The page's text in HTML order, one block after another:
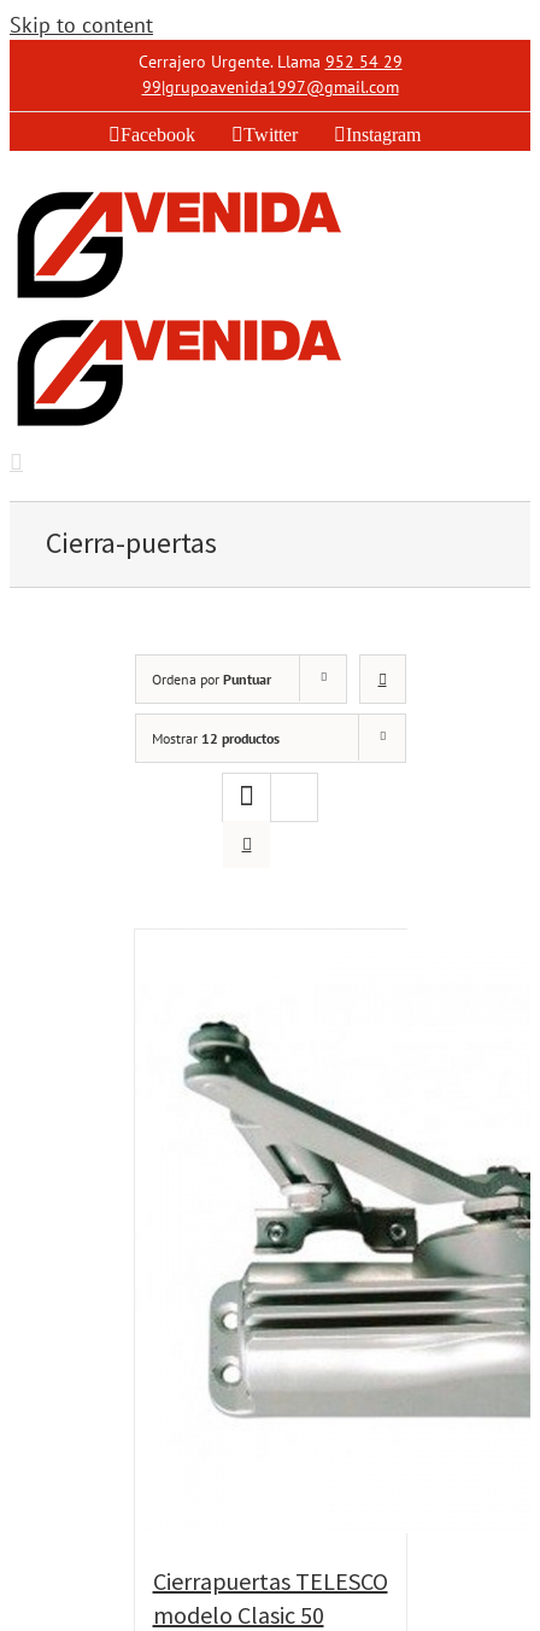
Skip to content
Cerrajero Urgente. Llama 952 54 29
99|grupoavenida1997@gmail.com
Facebook Twitter Instagram
Cierra-puertas
Ordena por Puntuar
Mostrar 12 productos
Cierrapuertas TELESCO
modelo Clasic 50